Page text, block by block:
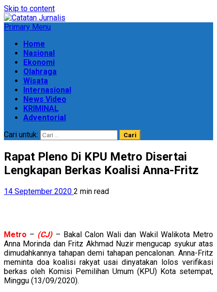
Skip to content
Primary Menu
Home
Nasional
Ekonomi
Olahraga
Wisata
Internasional
News Video
KRIMINAL
Adventorial
Cari untuk:
Rapat Pleno Di KPU Metro Disertai
Lengkapan Berkas Koalisi Anna-Fritz
14 September 2020 2 min read
Metro – (CJ)– Bakal Calon Wali dan Wakil Walikota Metro
Anna Morinda dan Fritz Akhmad Nuzir mengucap syukur atas
dimudahkannya tahapan demi tahapan pencalonan. Anna-Fritz
meminta doa koalisi rakyat usai dinyatakan lolos verifikasi
berkas oleh Komisi Pemilihan Umum (KPU) Kota setempat,
Minggu (13/09/2020).